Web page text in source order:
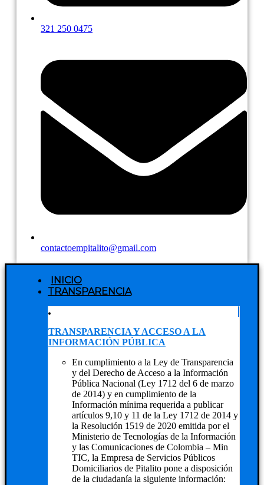
321 250 0475
contactoempitalito@gmail.com
INICIO
TRANSPARENCIA
TRANSPARENCIA Y ACCESO A LA
INFORMACIÓN PÚBLICA
En cumplimiento a la Ley de Transparencia
y del Derecho de Acceso a la Información
Pública Nacional (Ley 1712 del 6 de marzo
de 2014) y en cumplimiento de la
Información mínima requerida a publicar
artículos 9,10 y 11 de la Ley 1712 de 2014 y
la Resolución 1519 de 2020 emitida por el
Ministerio de Tecnologías de la Información
y las Comunicaciones de Colombia – Min
TIC, la Empresa de Servicios Públicos
Domiciliarios de Pitalito pone a disposición
de la ciudadanía la siguiente información: